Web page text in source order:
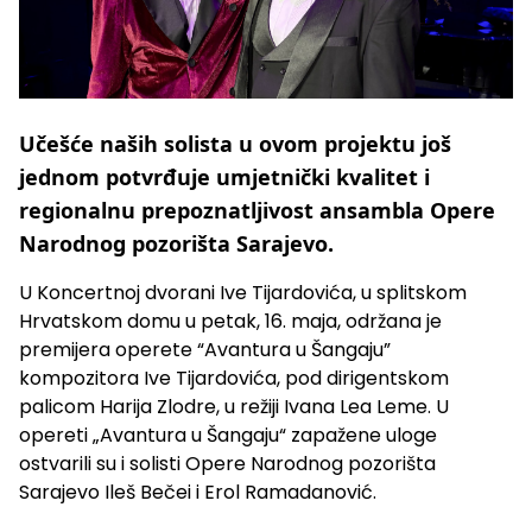
Učešće naših solista u ovom projektu još
jednom potvrđuje umjetnički kvalitet i
regionalnu prepoznatljivost ansambla Opere
Narodnog pozorišta Sarajevo.
U Koncertnoj dvorani Ive Tijardovića, u splitskom
Hrvatskom domu u petak, 16. maja, održana je
premijera operete “Avantura u Šangaju”
kompozitora Ive Tijardovića, pod dirigentskom
palicom Harija Zlodre, u režiji Ivana Lea Leme. U
opereti „Avantura u Šangaju“ zapažene uloge
ostvarili su i solisti Opere Narodnog pozorišta
Sarajevo Ileš Bečei i Erol Ramadanović.